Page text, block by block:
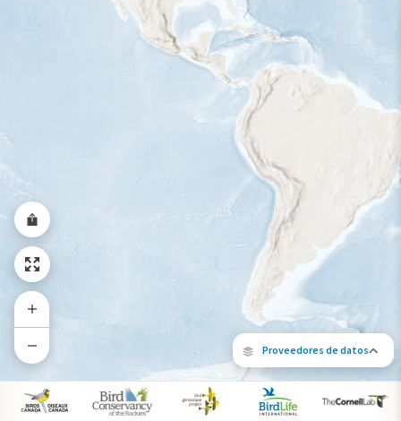
Proveedores de datos
Rango de invierno
Rango a lo largo del año